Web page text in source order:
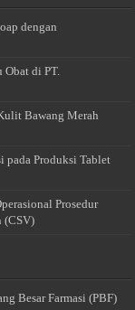
dengan
Obat di PT.
Bawang Merah
pada Produksi Tablet
Prosedur
(CSV)
Besar Farmasi (PBF)